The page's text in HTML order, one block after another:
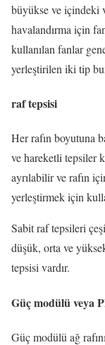
büyükse ve içindeki
havalandırma için
kullanılan fanlar
yerleştirilen iki tip
raf tepsisi
Her rafın boyutuna
ve hareketli tepsiler
ayrılabilir ve rafın
yerleştirmek için
Sabit raf tepsileri
düşük, orta ve
tepsisi vardır.
Güç modülü veya
Güç modülü ağ